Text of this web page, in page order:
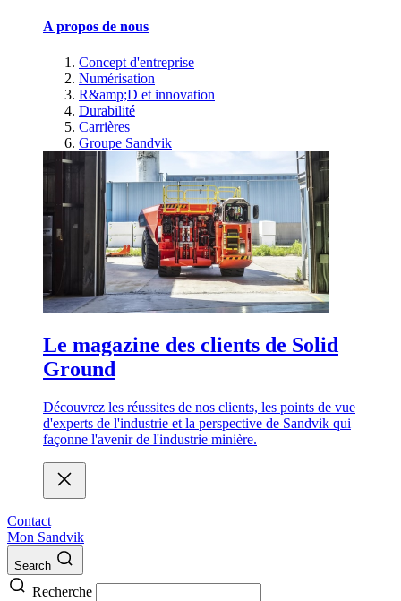
A propos de nous
Concept d'entreprise
Numérisation
R&amp;D et innovation
Durabilité
Carrières
Groupe Sandvik
Le magazine des clients de Solid
Ground
Découvrez les réussites de nos clients, les points de vue
d'experts de l'industrie et la perspective de Sandvik qui
façonne l'avenir de l'industrie minière.
Contact
Mon Sandvik
Search
Recherche